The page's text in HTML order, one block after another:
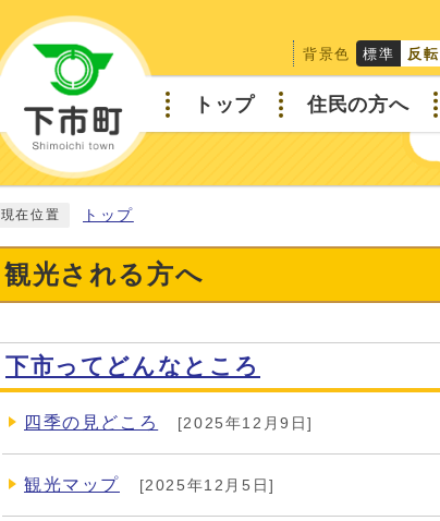
背景色
標準 反転
トップ 住民の方へ
現在位置 トップ
観光される方へ
下市ってどんなところ
四季の見どころ [2025年12月9日]
観光マップ [2025年12月5日]